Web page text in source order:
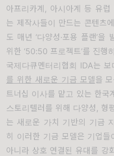
아프리카계, 아시아계 등 유
는 제작사들이 만드는 콘텐츠
도 매년 ‘다양성·포용 플랜’
위한 ‘50:50 프로젝트’를 진행
국제다큐멘터리협회 IDA는 보
를 위한 새로운 기금 모델을
트너십 이사를 맡고 있는 한국
스토리텔러를 위해 다양성 , 형
는 새로운 가치 기반의 기금
히 이러한 기금 모델은 기업
아니라 상호 연결된 유대를 강